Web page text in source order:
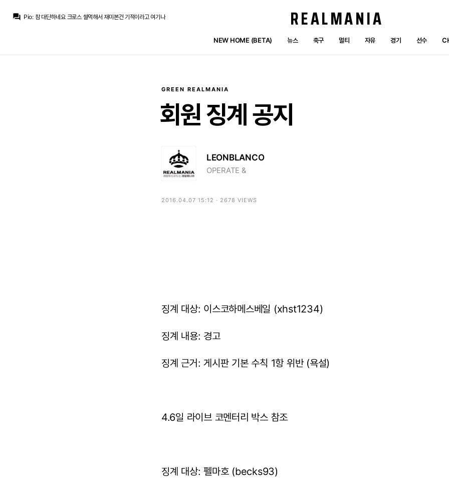
question_answer Pio: 참 대단하네요 크로스 쌀먹해서 재미본건 기적이라고 여기나
REALMANIA
NEW HOME (BETA) 뉴스 축구 멀티 자유 경기 선수
GREEN REALMANIA
회원 징계 공지
LEONBLANCO
OPERATE &
2016.04.07 15:12 · 2678 VIEWS
징계 대상: 이스코하메스베일 (xhst1234)
징계 내용: 경고
징계 근거: 게시판 기본 수칙 1항 위반 (욕설)
4.6일 라이브 코멘터리 박스 참조
징계 대상: 펠마호 (becks93)